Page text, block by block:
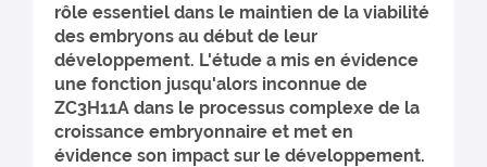
rôle essentiel dans le maintien de la viabilité
des embryons au début de leur
développement. L'étude a mis en évidence
une fonction jusqu'alors inconnue de
ZC3H11A dans le processus complexe de la
croissance embryonnaire et met en
évidence son impact sur le développement.